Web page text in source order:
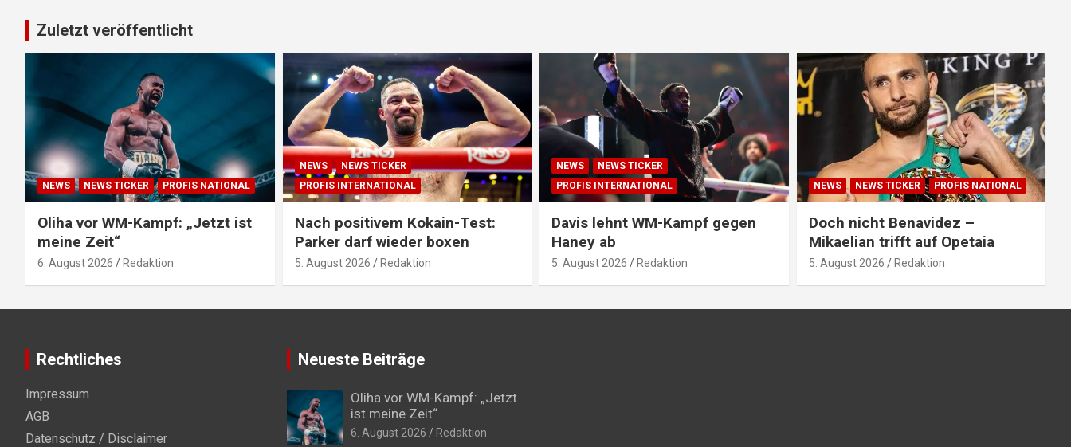
Zuletzt veröffentlicht
NEWS NEWS TICKER PROFIS NATIONAL
Oliha vor WM-Kampf: „Jetzt ist
meine Zeit“
6. August 2026 Redaktion
NEWS
NEWS TICKER
PROFIS INTERNATIONAL
Nach positivem Kokain-Test:
Parker darf wieder boxen
5. August 2026 Redaktion
NEWS
NEWS TICKER
PROFIS INTERNATIONAL
Davis lehnt WM-Kampf gegen
Haney ab
5. August 2026 Redaktion
NEWS NEWS TICKER PROFIS NATIONAL
Doch nicht Benavidez –
Mikaelian trifft auf Opetaia
5. August 2026 Redaktion
Rechtliches
Impressum
AGB
Datenschutz / Disclaimer
Neueste Beiträge
Oliha vor WM-Kampf: „Jetzt
ist meine Zeit“
6. August 2026 Redaktion